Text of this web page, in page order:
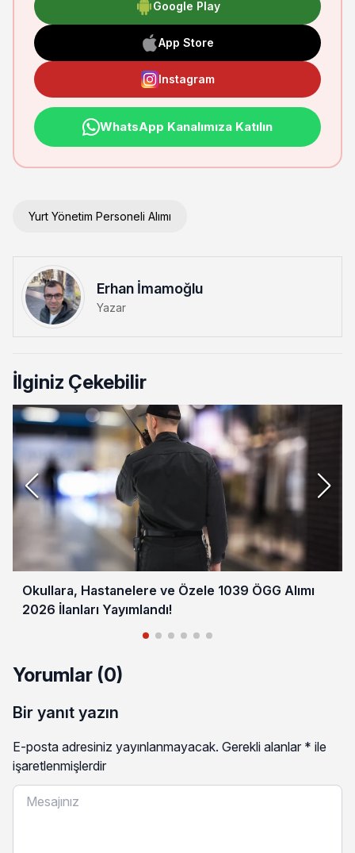
Google Play
App Store
Instagram
WhatsApp Kanalımıza Katılın
Yurt Yönetim Personeli Alımı
Erhan İmamoğlu
Yazar
İlginiz Çekebilir
Okullara, Hastanelere ve Özele 1039 ÖGG Alımı
2026 İlanları Yayımlandı!
Yorumlar (0)
Bir yanıt yazın
E-posta adresiniz yayınlanmayacak. Gerekli alanlar * ile
işaretlenmişlerdir